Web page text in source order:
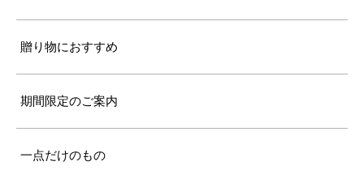
贈り物におすすめ
期間限定のご案内
一点だけのもの